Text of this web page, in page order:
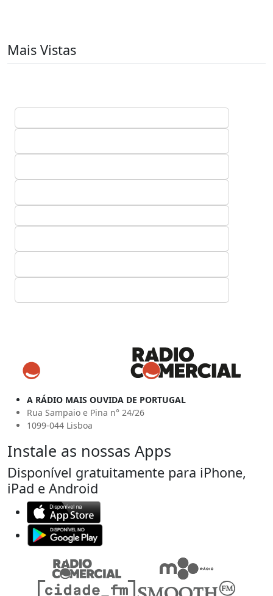
Mais Vistas
A RÁDIO MAIS OUVIDA DE PORTUGAL
Rua Sampaio e Pina n° 24/26
1099-044 Lisboa
Instale as nossas Apps
Disponível gratuitamente para iPhone,
iPad e Android